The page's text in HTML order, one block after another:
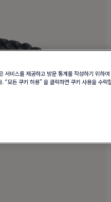
서비스를 제공하고 방문 통계를 작성하기 위하
“모든 쿠키 허용” 을 클릭하면 쿠키 사용을 수